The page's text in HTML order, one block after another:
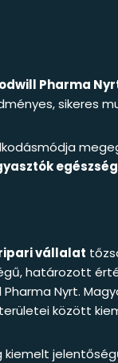
Pharma
sikeres
vállalat
határozott
Nyrt.
között
kiemelt